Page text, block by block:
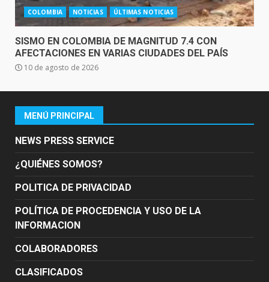
COLOMBIA NOTICIAS ÚLTIMAS NOTICIAS
SISMO EN COLOMBIA DE MAGNITUD 7.4 CON
AFECTACIONES EN VARIAS CIUDADES DEL PAÍS
10 de agosto de 2026
MENÚ PRINCIPAL
NEWS PRESS SERVICE
¿QUIÉNES SOMOS?
POLITICA DE PRIVACIDAD
POLÍTICA DE PROCEDENCIA Y USO DE LA
INFORMACION
COLABORADORES
CLASIFICADOS